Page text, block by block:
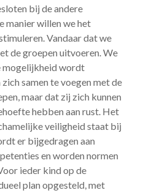
bij de andere
manier willen we het
Vandaar dat we
de groepen uitvoeren. We
mogelijkheid wordt
samen te voegen met de
maar dat zij zich kunnen
hebben aan rust. Het
veiligheid staat bij
er bijgedragen aan
en worden normen
ieder kind op de
plan opgesteld, met